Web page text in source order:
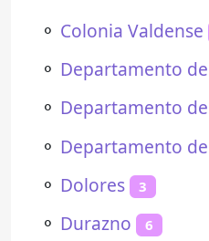
⚬ Colonia Valdense
⚬ Departamento
⚬ Departamento
⚬ Departamento
⚬ Dolores 3
⚬ Durazno 6